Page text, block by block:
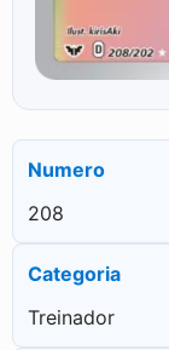
Numero
208
Categoria
Treinador